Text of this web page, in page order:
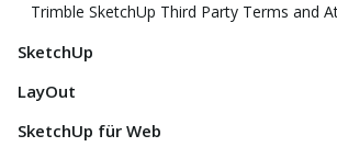
Trimble SketchUp Third Party Terms and
SketchUp
LayOut
SketchUp für Web